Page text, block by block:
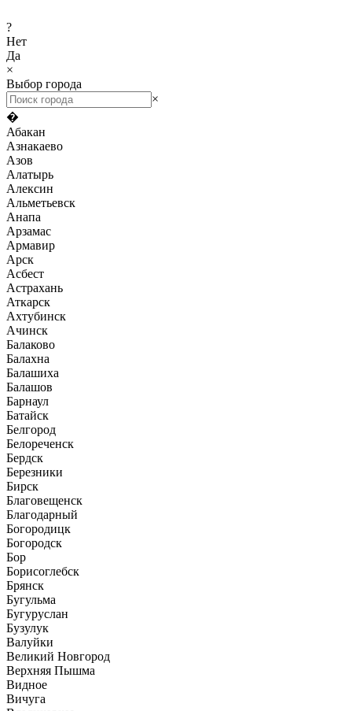
?
Нет
Да
×
Выбор города
×
�
Абакан
Азнакаево
Азов
Алатырь
Алексин
Альметьевск
Анапа
Арзамас
Армавир
Арск
Асбест
Астрахань
Аткарск
Ахтубинск
Ачинск
Балаково
Балахна
Балашиха
Балашов
Барнаул
Батайск
Белгород
Белореченск
Бердск
Березники
Бирск
Благовещенск
Благодарный
Богородицк
Богородск
Бор
Борисоглебск
Брянск
Бугульма
Бугуруслан
Бузулук
Валуйки
Великий Новгород
Верхняя Пышма
Видное
Вичуга